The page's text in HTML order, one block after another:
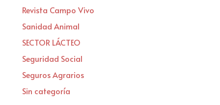
Revista Campo Vivo
Sanidad Animal
SECTOR LÁCTEO
Seguridad Social
Seguros Agrarios
Sin categoría